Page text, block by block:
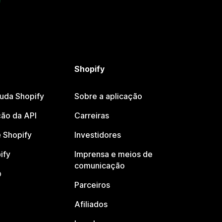
Shopify
da API
Shopify
Shopify
Sobre a aplicação
Carreiras
Investidores
Imprensa e meios de
comunicação
Parceiros
Afiliados